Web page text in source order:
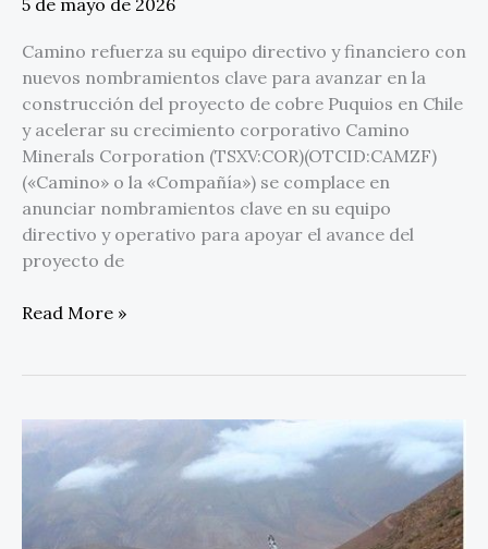
Camino refuerza su equipo directivo y financiero con
nuevos nombramientos clave para avanzar en la
construcción del proyecto de cobre Puquios en Chile
y acelerar su crecimiento corporativo Camino
Minerals Corporation (TSXV:COR)(OTCID:CAMZF)
(«Camino» o la «Compañía») se complace en
anunciar nombramientos clave en su equipo
directivo y operativo para apoyar el avance del
proyecto de
Read More »
Camino
Corporation
inicia